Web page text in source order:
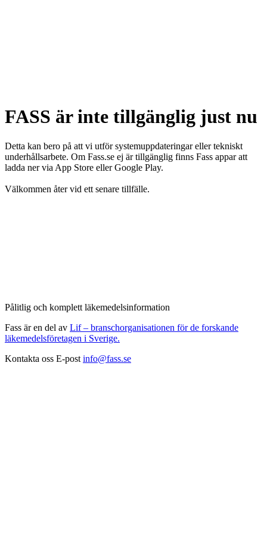
FASS är inte tillgänglig just nu
Detta kan bero på att vi utför systemuppdateringar eller tekniskt
underhållsarbete. Om Fass.se ej är tillgänglig finns Fass appar att
ladda ner via App Store eller Google Play.
Välkommen åter vid ett senare tillfälle.
Pålitlig och komplett läkemedelsinformation
Fass är en del av Lif – branschorganisationen för de forskande
läkemedelsföretagen i Sverige.
Kontakta oss E-post info@fass.se